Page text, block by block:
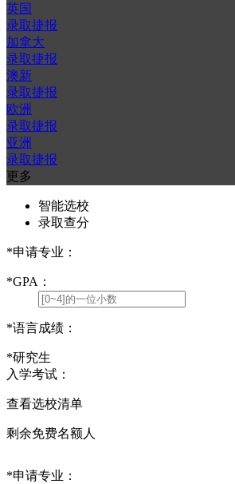
英国
录取捷报
加拿大
录取捷报
澳新
录取捷报
欧洲
录取捷报
亚洲
录取捷报
更多
智能选校
录取查分
*申请专业：
*GPA：
*语言成绩：
*研究生
入学考试：
查看选校清单
剩余免费名额人
*申请专业：